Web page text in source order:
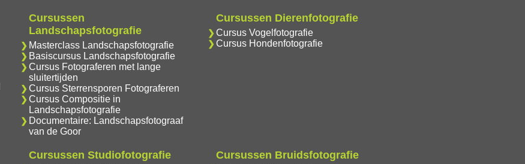
Cursussen
Landschapsfotografie
Masterclass Landschapsfotografie
Basiscursus Landschapsfotografie
Cursus Fotograferen met lange
sluitertijden
Cursus Sterrensporen Fotograferen
Cursus Compositie in
Landschapsfotografie
Documentaire: Landschapsfotograaf
van de Goor
Cursussen Dierenfotografie
Cursus Vogelfotografie
Cursus Hondenfotografie
Cursussen Studiofotografie Cursussen Bruidsfotografie